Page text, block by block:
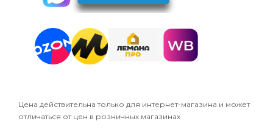
Цена действительна только для интернет-магазина и может
отличаться от цен в розничных магазинах